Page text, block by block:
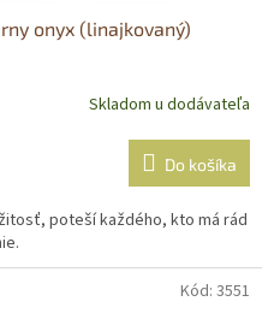
onyx (linajkovaný)
Skladom u dodávateľa
Do košíka
poteší každého, kto má rád
Kód: 3551